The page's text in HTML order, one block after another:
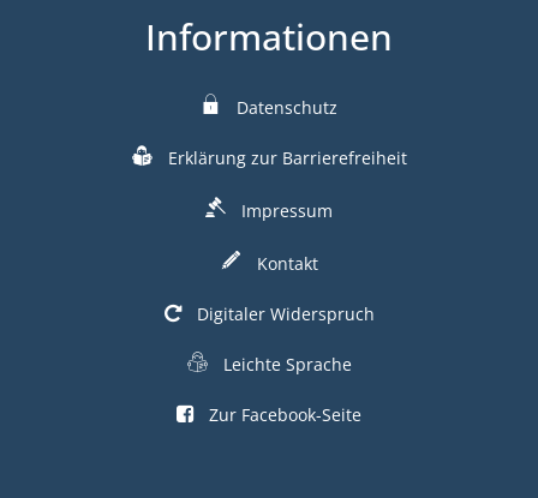
Informationen
Datenschutz
Erklärung zur Barrierefreiheit
Impressum
Kontakt
Digitaler Widerspruch
Leichte Sprache
Zur Facebook-Seite